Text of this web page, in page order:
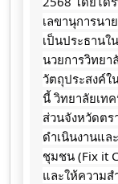
เลขานุการนา
เป็นประธานใ
นวยการ​วิทยา
วัตถุประสงค์ใ
นี้ วิทยาลัยเท
ส่วนจังหวัดต
ดำเนินงานแ
ชุมชน (Fix it
และให้ความ